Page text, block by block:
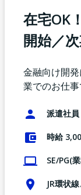
在宅OK
開始／
金融向け開
業でのお仕
派遣社員
時給
SE/PG(
JR環状